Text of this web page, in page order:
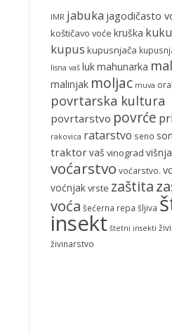
IMR jabuka jagodičasto
koštičavo voće kruška
kupus kupusnjača
lisna vaš lukmahunarka
malinjak moljac muva
povrtarska kultura
povrtarstvo povrće
rakovica ratarstvo seno
traktorvaš vinograd višnja
voćarstvo voćarstvo.
voćnjakvrste zaštita
voća šećerna repa šljiva
insekt štetni insekti
živinarstvo